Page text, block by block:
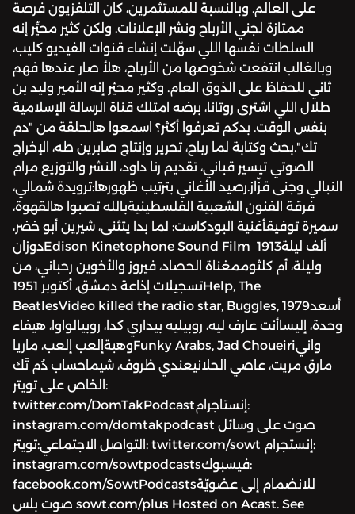
على العالم. وبالنسبة للمستثمرين، كان التلفزيون فرصة
ممتازة لجني الأرباح ونشر الإعلانات. ولكن كثير محيِّر إنه
السلطات نفسها اللي سهّلت إنشاء قنوات الفيديو كليب،
وبالغالب انتفعت شخوصها من الأرباح، هلأ صار عندها فهم
ثاني للحفاظ على الذوق العام. وكثير محيّر إنه الأمير وليد بن
طلال اللي اشترى روتانا، برضه امتلك قناة الرسالة الإسلامية
بنفس الوقت. بدكم تعرفوا أكثر؟ اسمعوا هالحلقة من "دم
تك".بحث وكتابة لما رباح، تحرير وإنتاج صابرين طه، الإخراج
الصوتي تيسير قباني، تقديم رنا داود، النشر والتوزيع مرام
النبالي وجنى قزّاز.رصيد الأغاني بترتيب ظهورها:ترويدة شمالي،
فرقة الفنون الشعبية الفلسطينيةبالله تصبوا هالقهوة،
سميرة توفيقأغنية البودكاست: لما بدا يتثنى، شيرين أبو خضر،
دوزانEdison Kinetophone Sound Film 1913ألف ليلة
وليلة، أم كلثوممغناة الحصاد، فيروز والأخوين رحباني، من
تسجيلات إذاعة دمشق، أكتوبر 1951Help, The
BeatlesVideo killed the radio star, Buggles, 1979أسعد
وحدة، إليساأنت عارف ليه، روبيليه بيداري كدا، روبيالواوا، هيفاء
وهبةإلعب إلعب، مارياFunky Arabs, Jad Choueiriواني
مارق مريت، عاصي الحلانيعندي ظروف، شيماحساب دُم تَك
الخاص على تويتر:
twitter.com/DomTakPodcastإنستاجرام:
instagram.com/domtakpodcast صوت على وسائل
التواصل الاجتماعي:تويتر: twitter.com/sowt إنستجرام:
instagram.com/sowtpodcastsفيسبوك:
facebook.com/SowtPodcastsللانضمام إلى عضويّة
صوت بلس sowt.com/plus Hosted on Acast. See